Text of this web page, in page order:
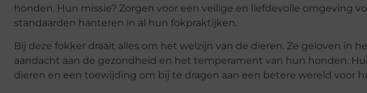
honden. Hun missie? Zorgen voor een veilige en liefdevolle omgeving
standaarden hanteren in al hun fokpraktijken.
Bij deze fokker draait alles om het welzijn van de dieren. Ze geloven in
aandacht aan de gezondheid en het temperament van hun honden.
dieren en een toewijding om bij te dragen aan een betere wereld voor